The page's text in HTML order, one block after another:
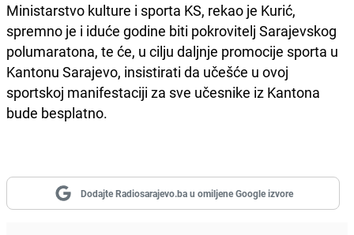
Ministarstvo kulture i sporta KS, rekao je Kurić,
spremno je i iduće godine biti pokrovitelj Sarajevskog
polumaratona, te će, u cilju daljnje promocije sporta u
Kantonu Sarajevo, insistirati da učešće u ovoj
sportskoj manifestaciji za sve učesnike iz Kantona
bude besplatno.
Dodajte Radiosarajevo.ba u omiljene Google izvore